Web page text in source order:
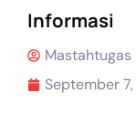
Informasi
Mastahtugas
September